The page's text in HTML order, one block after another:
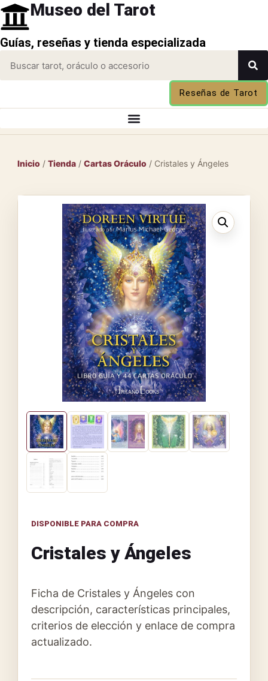
Museo del Tarot
Guías, reseñas y tienda especializada
Reseñas de Tarot
Inicio / Tienda / Cartas Oráculo / Cristales y Ángeles
DISPONIBLE PARA COMPRA
Cristales y Ángeles
Ficha de Cristales y Ángeles con
descripción, características principales,
criterios de elección y enlace de compra
actualizado.